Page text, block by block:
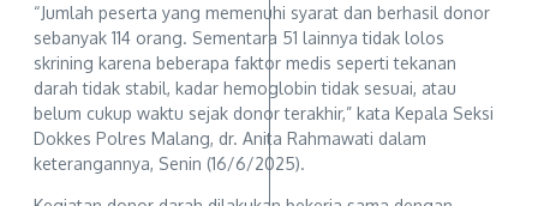
“Jumlah peserta yang memenuhi syarat dan berhasil donor
sebanyak 114 orang. Sementara 51 lainnya tidak lolos
skrining karena beberapa faktor medis seperti tekanan
darah tidak stabil, kadar hemoglobin tidak sesuai, atau
belum cukup waktu sejak donor terakhir,” kata Kepala Seksi
Dokkes Polres Malang, dr. Anita Rahmawati dalam
keterangannya, Senin (16/6/2025).